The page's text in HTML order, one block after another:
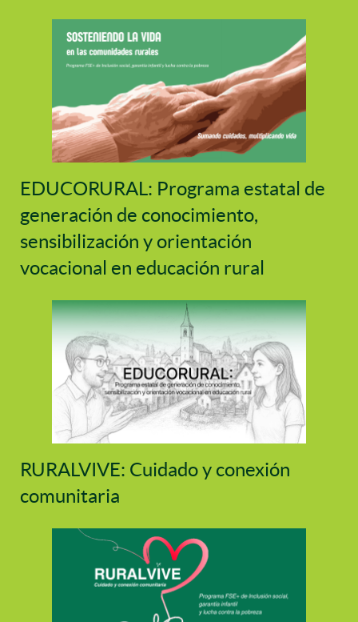
EDUCORURAL: Programa estatal de
generación de conocimiento,
sensibilización y orientación
vocacional en educación rural
RURALVIVE: Cuidado y conexión
comunitaria